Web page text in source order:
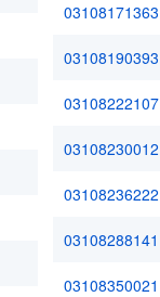
03108171363
03108190393
03108222107
03108230012
03108236222
03108288141
03108350021